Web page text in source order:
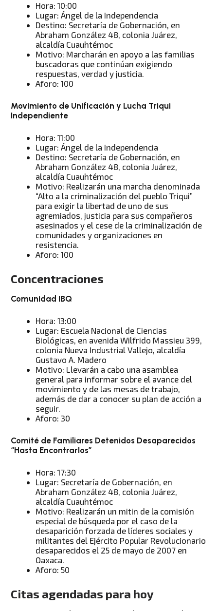
Hora: 10:00
Lugar: Ángel de la Independencia
Destino: Secretaría de Gobernación, en
Abraham González 48, colonia Juárez,
alcaldía Cuauhtémoc
Motivo: Marcharán en apoyo a las familias
buscadoras que continúan exigiendo
respuestas, verdad y justicia.
Aforo: 100
Movimiento de Unificación y Lucha Triqui
Independiente
Hora: 11:00
Lugar: Ángel de la Independencia
Destino: Secretaría de Gobernación, en
Abraham González 48, colonia Juárez,
alcaldía Cuauhtémoc
Motivo: Realizarán una marcha denominada
“Alto a la criminalización del pueblo Triqui”
para exigir la libertad de uno de sus
agremiados, justicia para sus compañeros
asesinados y el cese de la criminalización de
comunidades y organizaciones en
resistencia.
Aforo: 100
Concentraciones
Comunidad IBQ
Hora: 13:00
Lugar: Escuela Nacional de Ciencias
Biológicas, en avenida Wilfrido Massieu 399,
colonia Nueva Industrial Vallejo, alcaldía
Gustavo A. Madero
Motivo: Llevarán a cabo una asamblea
general para informar sobre el avance del
movimiento y de las mesas de trabajo,
además de dar a conocer su plan de acción a
seguir.
Aforo: 30
Comité de Familiares Detenidos Desaparecidos
“Hasta Encontrarlos”
Hora: 17:30
Lugar: Secretaría de Gobernación, en
Abraham González 48, colonia Juárez,
alcaldía Cuauhtémoc
Motivo: Realizarán un mitin de la comisión
especial de búsqueda por el caso de la
desaparición forzada de líderes sociales y
militantes del Ejército Popular Revolucionario
desaparecidos el 25 de mayo de 2007 en
Oaxaca.
Aforo: 50
Citas agendadas para hoy